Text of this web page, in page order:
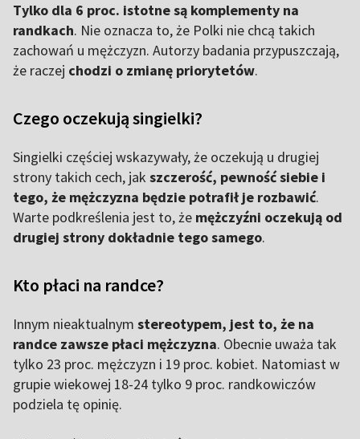
Tylko dla 6 proc. istotne są komplementy na
randkach. Nie oznacza to, że Polki nie chcą takich
zachowań u mężczyzn. Autorzy badania przypuszczają,
że raczej chodzi o zmianę priorytetów.
Czego oczekują singielki?
Singielki częściej wskazywały, że oczekują u drugiej
strony takich cech, jak szczerość, pewność siebie i
tego, że mężczyzna będzie potrafił je rozbawić.
Warte podkreślenia jest to, że mężczyźni oczekują od
drugiej strony dokładnie tego samego.
Kto płaci na randce?
Innym nieaktualnym stereotypem, jest to, że na
randce zawsze płaci mężczyzna. Obecnie uważa tak
tylko 23 proc. mężczyzn i 19 proc. kobiet. Natomiast w
grupie wiekowej 18-24 tylko 9 proc. randkowiczów
podziela tę opinię.